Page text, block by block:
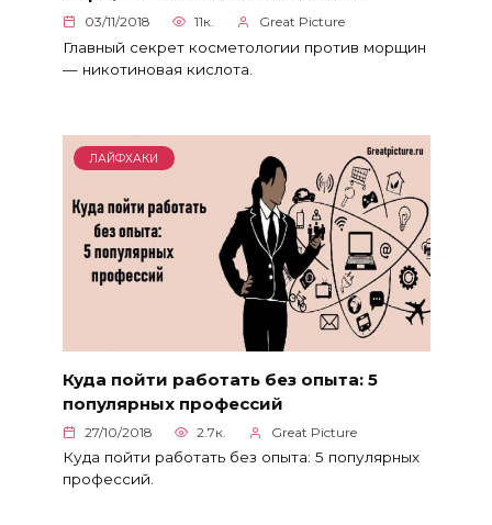
03/11/2018 11к. Great Picture
Главный секрет косметологии против морщин
— никотиновая кислота.
ЛАЙФХАКИ
Куда пойти работать без опыта: 5
популярных профессий
27/10/2018 2.7к. Great Picture
Куда пойти работать без опыта: 5 популярных
профессий.